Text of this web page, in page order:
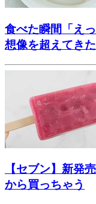
食べた瞬間「え
想像を超えてきた
【セブン】新発
から買っちゃう